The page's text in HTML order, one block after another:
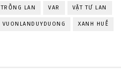
TRỒNG LAN VAR VẬT TƯ LAN
VUONLANDUYDUONG XANH HUẾ